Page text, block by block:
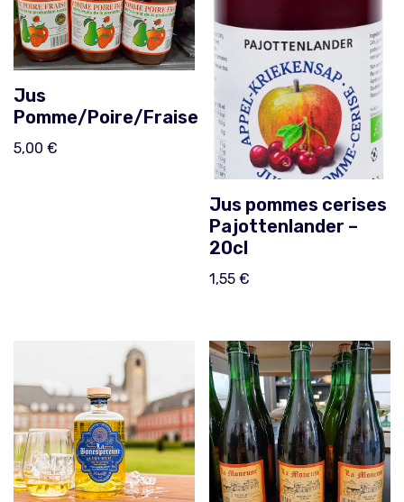
Jus
Pomme/Poire/Fraise
5,00 €
Jus pommes cerises
Pajottenlander –
20cl
1,55€